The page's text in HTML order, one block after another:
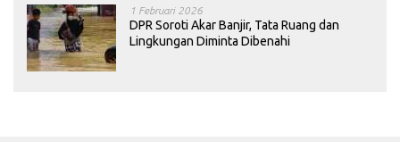
1 Februari 2026
DPR Soroti Akar Banjir, Tata Ruang dan
Lingkungan Diminta Dibenahi